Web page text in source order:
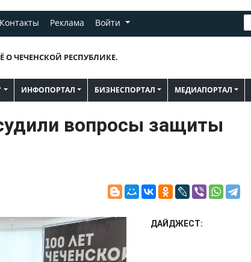
Контакты Реклама Войти
О ЧЕЧЕНСКОЙ РЕСПУБЛИКЕ.
ИНФОПОРТАЛ БИЗНЕСПОРТАЛ МЕДИАПОРТАЛ
вопросы защиты
ДАЙДЖЕСТ: